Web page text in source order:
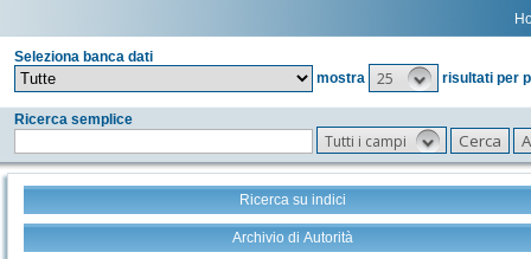
Seleziona banca dati
mostra
25 risultati per
Ricerca semplice
Tutti i campi
Ricerca su indici
Archivio di Autorità